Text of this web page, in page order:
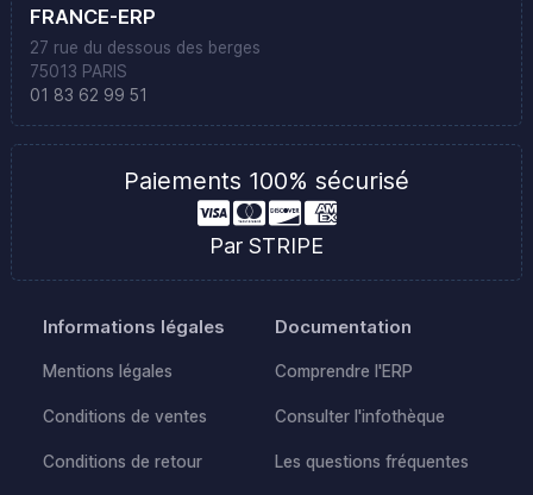
FRANCE-ERP
27 rue du dessous des berges
75013 PARIS
01 83 62 99 51
Paiements 100% sécurisé
Par STRIPE
Informations légales
Mentions légales
Conditions de ventes
Conditions de retour
Documentation
Comprendre l'ERP
Consulter l'infothèque
Les questions fréquentes